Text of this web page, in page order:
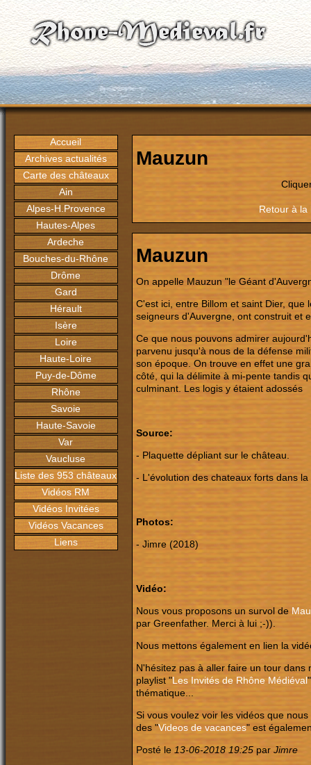
Accueil
Archives actualités
Carte des châteaux
Ain
Alpes-H.Provence
Hautes-Alpes
Ardeche
Bouches-du-Rhône
Drôme
Gard
Hérault
Isère
Loire
Haute-Loire
Puy-de-Dôme
Rhône
Savoie
Haute-Savoie
Var
Vaucluse
Liste des 953 châteaux
Vidéos RM
Vidéos Invitées
Vidéos Vacances
Liens
Mauzun
Retour à la
Mauzun
On appelle Mauzun "le Géant
C'est ici, entre Billom et saint Dier,
seigneurs d'Auvergne, ont construit et
Ce que nous pouvons admirer
parvenu jusqu'à nous de la défense
son époque. On trouve en effet une
côté, qui la délimite à mi-pente tandis
culminant. Les logis y étaient adossés
Source:
- Plaquette dépliant sur le château.
- L'évolution des chateaux forts dans
Photos:
- Jimre (2018)
Vidéo:
Nous vous proposons un survol de
par Greenfather. Merci à lui ;-)).
Nous mettons également en lien la
N'hésitez pas à aller faire un tour dans
playlist "Les Invités de Rhône Médiéval
thématique...
Si vous voulez voir les vidéos que
des "Videos de vacances" est
Posté le 13-06-2018 19:25 par Jimre